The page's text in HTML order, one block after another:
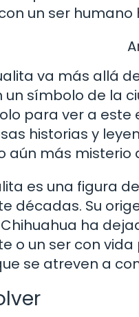
un ser
va más allá
símbolo de la
para ver a
historias y
aún más misterio
es una figura
décadas. Su
ha
o un ser con
se atreven a